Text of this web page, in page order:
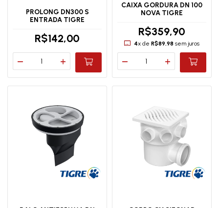
PROLONG DN300 S
ENTRADA TIGRE
R$142,00
CAIXA GORDURA DN 100
NOVA TIGRE
R$359,90
4x deR$89,98 sem juros